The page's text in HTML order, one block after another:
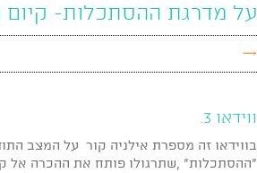
על מדרגת ההסתכלות- קיום
→
ווידאו 3.
בווידאו זה מספרת אילניה קור על המצב
"ההסתכלות" ,שתרגולו פותח את ההכרה אל